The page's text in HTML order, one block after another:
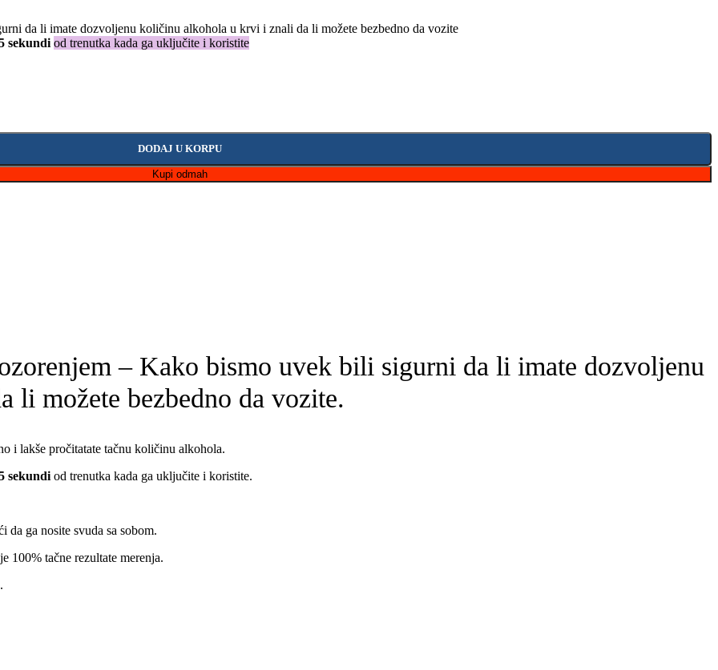
da li imate dozvoljenu količinu alkohola u krvi i znali da li možete bezbedno da vozite
sekundi od trenutka kada ga uključite i koristite
DODAJ U KORPU
Kupi odmah
– Kako bismo uvek bili sigurni da li imate dozvoljenu
možete bezbedno da vozite.
i lakše pročitatate tačnu količinu alkohola.
sekundi od trenutka kada ga uključite i koristite.
da ga nosite svuda sa sobom.
100% tačne rezultate merenja.